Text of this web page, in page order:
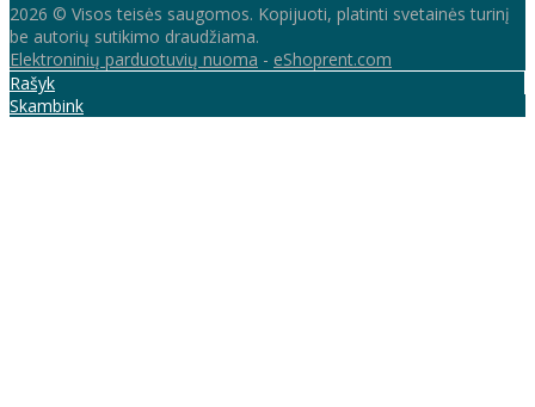
2026 © Visos teisės saugomos. Kopijuoti, platinti svetainės turinį
be autorių sutikimo draudžiama.
Elektroninių parduotuvių nuoma - eShoprent.com
Rašyk
Skambink